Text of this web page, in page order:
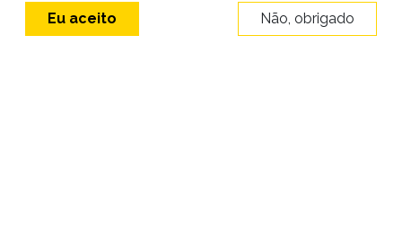
Eu aceito Não, obrigado